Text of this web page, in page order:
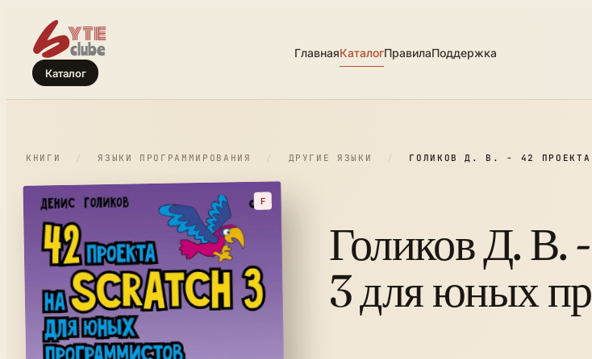
Каталог
ГлавнаяКаталогПравилаПоддержка
КНИГИ / ЯЗЫКИ ПРОГРАММИРОВАНИЯ / ДРУГИЕ ЯЗЫКИ / ГОЛИКОВ Д. В. - 42 ПРОЕКТА
F
Голиков Д. В.
3 для юных